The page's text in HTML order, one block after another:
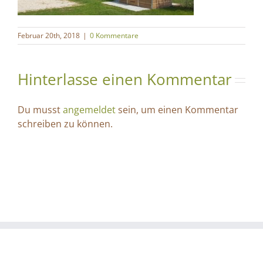
Februar 20th, 2018 | 0 Kommentare
Hinterlasse einen Kommentar
Du musstangemeldetsein, um einen Kommentar
schreiben zu können.